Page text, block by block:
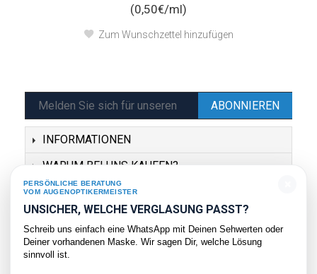
(0,50€/ml)
Zum Wunschzettel hinzufügen
ABONNIEREN
INFORMATIONEN
WARUM BEI UNS KAUFEN?
SERVICE
KONTAKT
PERSÖNLICHE BERATUNG
VOM AUGENOPTIKERMEISTER
UNSICHER, WELCHE VERGLASUNG PASST?
Schreib uns einfach eine WhatsApp mit Deinen Sehwerten oder
Deiner vorhandenen Maske. Wir sagen Dir, welche Lösung
sinnvoll ist.